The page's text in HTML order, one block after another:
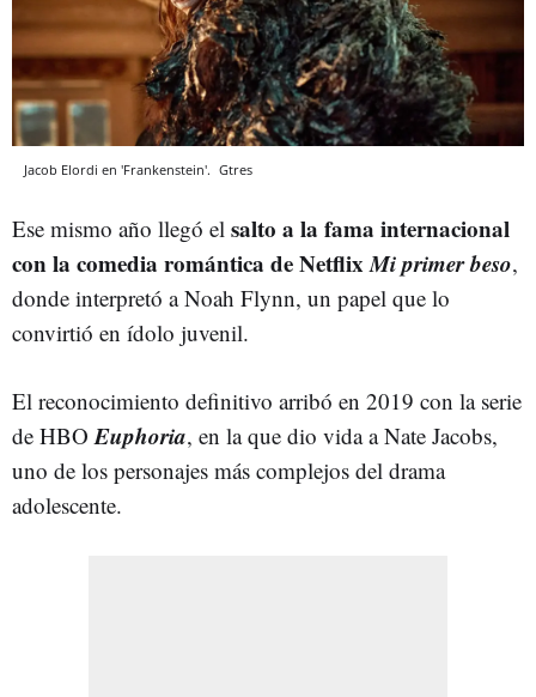
Jacob Elordi en 'Frankenstein'. Gtres
Ese mismo año llegó el salto a la fama internacional
con la comedia romántica de NetflixMi primer beso,
donde interpretó a Noah Flynn, un papel que lo
convirtió en ídolo juvenil.
El reconocimiento definitivo arribó en 2019 con la serie
de HBOEuphoria, en la que dio vida a Nate Jacobs,
uno de los personajes más complejos del drama
adolescente.